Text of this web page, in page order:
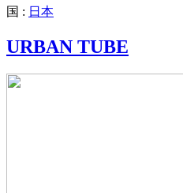
国 : 日本
URBAN TUBE